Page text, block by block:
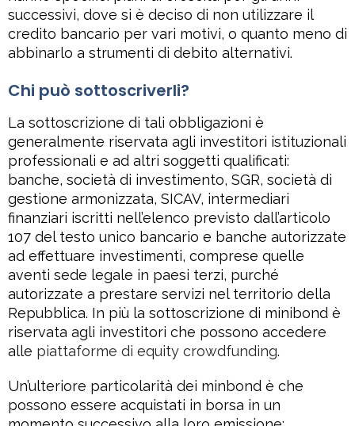
successivi, dove si è deciso di non utilizzare il
credito bancario per vari motivi, o quanto meno di
abbinarlo a strumenti di debito alternativi.
Chi può sottoscriverli?
La sottoscrizione di tali obbligazioni è
generalmente riservata agli investitori istituzionali
professionali e ad altri soggetti qualificati:
banche, società di investimento, SGR, società di
gestione armonizzata, SICAV, intermediari
finanziari iscritti nell’elenco previsto dall’articolo
107 del testo unico bancario e banche autorizzate
ad effettuare investimenti, comprese quelle
aventi sede legale in paesi terzi, purché
autorizzate a prestare servizi nel territorio della
Repubblica. In più la sottoscrizione di minibond è
riservata agli investitori che possono accedere
alle piattaforme di equity crowdfunding.
Un’ulteriore particolarità dei minbond è che
possono essere acquistati in borsa in un